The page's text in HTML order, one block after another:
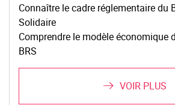
Connaître le cadre réglementaire du
Solidaire
Comprendre le modèle économique
BRS
VOIR PLUS